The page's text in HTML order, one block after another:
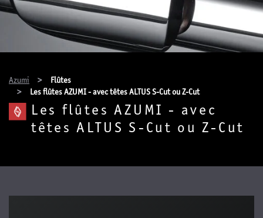
Azumi
Flûtes
Les flûtes AZUMI - avec têtes ALTUS S-Cut ou Z-Cut
Les flûtes AZUMI - avec
têtes ALTUS S-Cut ou Z-Cut